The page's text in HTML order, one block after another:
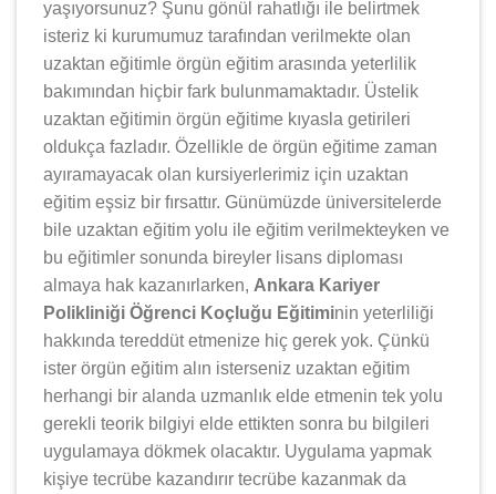
yaşıyorsunuz? Şunu gönül rahatlığı ile belirtmek
isteriz ki kurumumuz tarafından verilmekte olan
uzaktan eğitimle örgün eğitim arasında yeterlilik
bakımından hiçbir fark bulunmamaktadır. Üstelik
uzaktan eğitimin örgün eğitime kıyasla getirileri
oldukça fazladır. Özellikle de örgün eğitime zaman
ayıramayacak olan kursiyerlerimiz için uzaktan
eğitim eşsiz bir fırsattır. Günümüzde üniversitelerde
bile uzaktan eğitim yolu ile eğitim verilmekteyken ve
bu eğitimler sonunda bireyler lisans diploması
almaya hak kazanırlarken, Ankara Kariyer
Polikliniği Öğrenci Koçluğu Eğitiminin yeterliliği
hakkında tereddüt etmenize hiç gerek yok. Çünkü
ister örgün eğitim alın isterseniz uzaktan eğitim
herhangi bir alanda uzmanlık elde etmenin tek yolu
gerekli teorik bilgiyi elde ettikten sonra bu bilgileri
uygulamaya dökmek olacaktır. Uygulama yapmak
kişiye tecrübe kazandırır tecrübe kazanmak da